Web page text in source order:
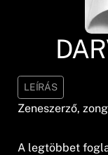
LEÍRÁS
Zeneszerző,
A legtöbbet